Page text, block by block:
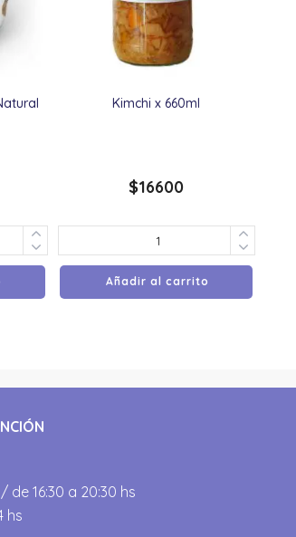
Kimchi x 660ml
$16600
Añadir al carrito
de 16:30 a 20:30 hs
hs